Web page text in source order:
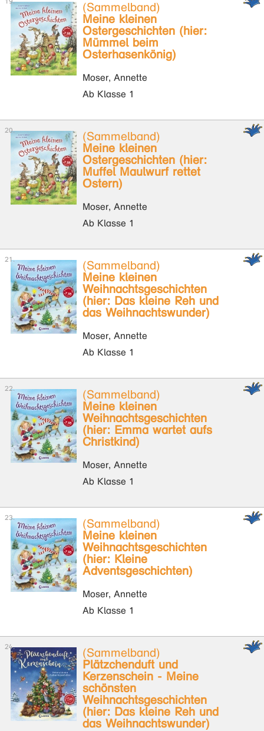
(Sammelband)
Meine kleinen
Ostergeschichten (hier:
Mümmel beim
Osterhasenkönig)
Moser, Annette
Ab Klasse 1
(Sammelband)
Meine kleinen
Ostergeschichten (hier:
Muffel Maulwurf rettet
Ostern)
Moser, Annette
Ab Klasse 1
(Sammelband)
Meine kleinen
Weihnachtsgeschichten
(hier: Das kleine Reh und
das Weihnachtswunder)
Moser, Annette
Ab Klasse 1
(Sammelband)
Meine kleinen
Weihnachtsgeschichten
(hier: Emma wartet aufs
Christkind)
Moser, Annette
Ab Klasse 1
(Sammelband)
Meine kleinen
Weihnachtsgeschichten
(hier: Kleine
Adventsgeschichten)
Moser, Annette
Ab Klasse 1
(Sammelband)
Plätzchenduft und
Kerzenschein - Meine
schönsten
Weihnachtsgeschichten
(hier: Das kleine Reh und
das Weihnachtswunder)